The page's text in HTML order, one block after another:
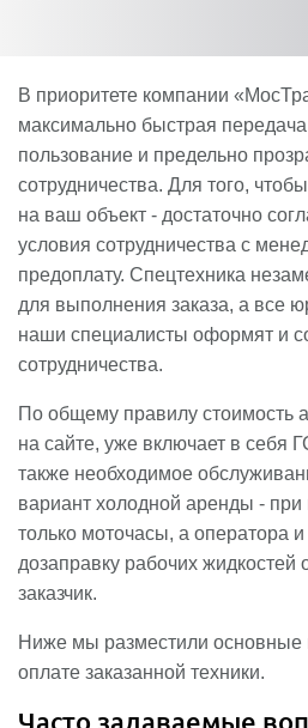
В приоритете компании
максимально быстрая передача
пользование и предельно
сотрудничества. Для того,
на ваш объект - достаточно
условия сотрудничества с
предоплату. Спецтехника
для выполнения заказа, а все
наши специалисты оформят и
сотрудничества.
По общему правилу стоимость
на сайте, уже включает в себя
также необходимое
вариант холодной аренды - при
только моточасы, а оператора
дозаправку рабочих жидкостей
заказчик.
Ниже мы разместили основные
оплате заказанной техники.
Часто задаваемые